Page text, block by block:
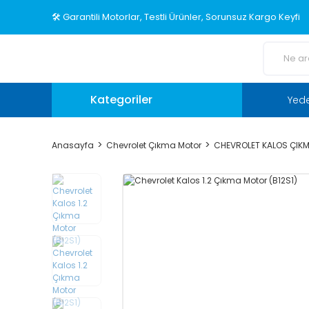
🛠️ Garantili Motorlar, Testli Ürünler, Sorunsuz Kargo Keyfi
Kategoriler
Anasayfa Chevrolet Çıkma Motor CHEVROLET KALOS